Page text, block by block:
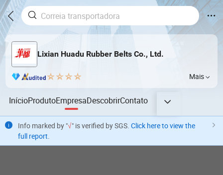
Lixian Huadu Rubber Belts Co., Ltd.
Mais
InícioProdutoEmpresaDescobrirContato
Info marked by "√" is verified by SGS. Click here to view the
full report.